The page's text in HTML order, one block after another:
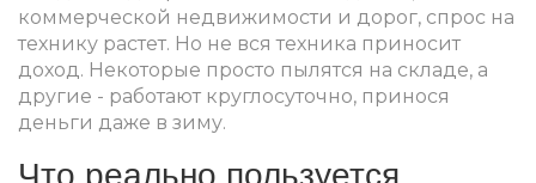
коммерческой недвижимости и дорог, спрос на
технику растет. Но не вся техника приносит
доход. Некоторые просто пылятся на складе, а
другие - работают круглосуточно, принося
деньги даже в зиму.
Что реально пользуется